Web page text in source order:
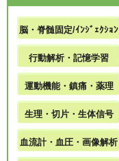
脳・脊髄固定/ｲﾝｼﾞｪｸｼｮﾝ
行動解析・記憶学習
運動機能・鎮痛・薬理
生理・切片・生体信号
血流計・血圧・画像解析